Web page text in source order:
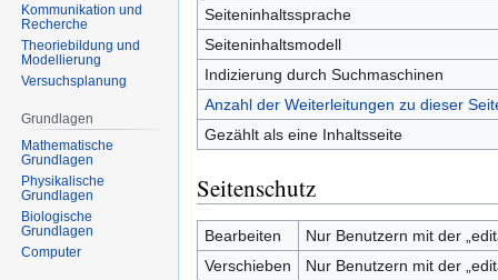
Seiteninhaltssprache
Seiteninhaltsmodell
Indizierung durch Suchmaschinen
Anzahl der Weiterleitungen zu dieser
Gezählt als eine Inhaltsseite
Seitenschutz
Bearbeiten
Nur Benutzern mit der
Verschieben
Nur Benutzern mit der
Kommunikation und
Recherche
Theoriebildung und
Modellierung
Versuchsplanung
Grundlagen
Mathematische
Grundlagen
Physikalische
Grundlagen
Biologische
Grundlagen
Computer